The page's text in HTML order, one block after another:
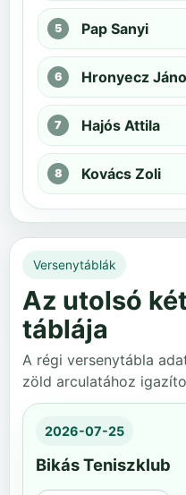
Pap Sanyi
Hronyecz
Hajós Attila
Kovács Zoli
Versenytáblák
Az utolsó
táblája
A régi versenytábla
zöld arculatához
2026-07-25
Bikás Teniszklub